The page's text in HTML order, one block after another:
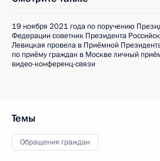
19 ноября 2021 года по поручению
Федерации советник Президента
Левицкая провела в Приёмной
по приёму граждан в Москве личный
видео-конференц-связи
Темы
Обращения граждан